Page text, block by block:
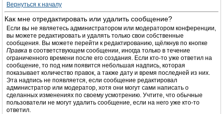
Вернуться к началу
Как мне отредактировать или удалить сообщение?
Если вы не являетесь администратором или модератором конференции,
вы можете редактировать и удалять только свои собственные
сообщения. Вы можете перейти к редактированию, щёлкнув по кнопке
Правка в соответствующем сообщении, иногда только в течение
ограниченного времени после его создания. Если кто-то уже ответил на
сообщение, то под ним появится небольшая надпись, которая
показывает количество правок, а также дату и время последней из них.
Эта надпись не появляется, если сообщение редактировал
администратор или модератор, хотя они могут сами написать о
сделанных изменениях по своему усмотрению. Учтите, что обычные
пользователи не могут удалить сообщение, если на него уже кто-то
ответил.